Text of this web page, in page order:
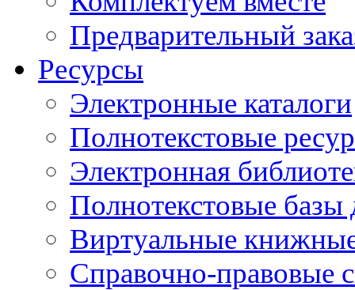
Предварительный
Ресурсы
Электронные каталоги
Полнотекстовые
Электронная
Полнотекстовые
Виртуальные
Справочно-правовые